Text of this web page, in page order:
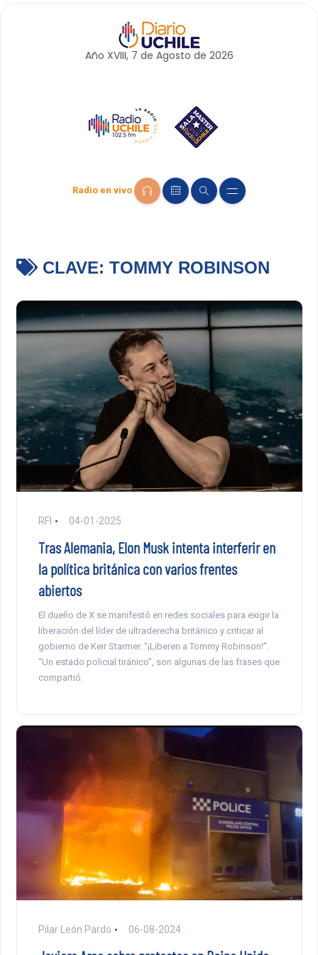
Año XVIII, 7 de Agosto de 2026
Radio en vivo
CLAVE: TOMMY ROBINSON
RFI 04-01-2025
Tras Alemania, Elon Musk intenta interferir en
la política británica con varios frentes
abiertos
El dueño de X se manifestó en redes sociales para exigir la
liberación del líder de ultraderecha británico y criticar al
gobierno de Keir Starmer. “¡Liberen a Tommy Robinson!”.
“Un estado policial tiránico”, son algunas de las frases que
compartió.
Pilar León Pardo 06-08-2024